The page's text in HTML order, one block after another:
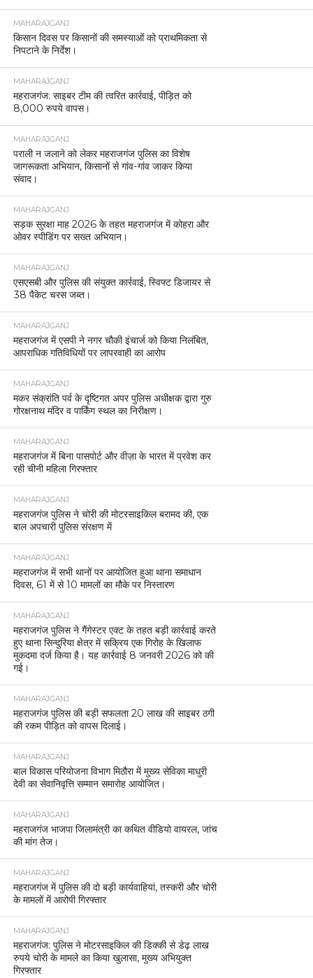
MAHARAJGANJ
किसान दिवस पर किसानों की समस्याओं को प्राथमिकता से
निपटाने के निर्देश।
MAHARAJGANJ
महराजगंज: साइबर टीम की त्वरित कार्रवाई, पीड़ित को
8,000 रुपये वापस।
MAHARAJGANJ
पराली न जलाने को लेकर महराजगंज पुलिस का विशेष
जागरूकता अभियान, किसानों से गांव-गांव जाकर किया
संवाद।
MAHARAJGANJ
सड़क सुरक्षा माह 2026 के तहत महराजगंज में कोहरा और
ओवर स्पीडिंग पर सख्त अभियान।
MAHARAJGANJ
एसएसबी और पुलिस की संयुक्त कार्रवाई, स्विफ्ट डिजायर से
38 पैकेट चरस जब्त।
MAHARAJGANJ
महराजगंज में एसपी ने नगर चौकी इंचार्ज को किया निलंबित,
आपराधिक गतिविधियों पर लापरवाही का आरोप
MAHARAJGANJ
मकर संक्रांति पर्व के दृष्टिगत अपर पुलिस अधीक्षक द्वारा गुरु
गोरक्षनाथ मंदिर व पार्किंग स्थल का निरीक्षण।
MAHARAJGANJ
महराजगंज में बिना पासपोर्ट और वीज़ा के भारत में प्रवेश कर
रही चीनी महिला गिरफ्तार
MAHARAJGANJ
महराजगंज पुलिस ने चोरी की मोटरसाइकिल बरामद की, एक
बाल अपचारी पुलिस संरक्षण में
MAHARAJGANJ
महराजगंज में सभी थानों पर आयोजित हुआ थाना समाधान
दिवस, 61 में से 10 मामलों का मौके पर निस्तारण
MAHARAJGANJ
महराजगंज पुलिस ने गैंगेस्टर एक्ट के तहत बड़ी कार्रवाई करते
हुए थाना सिन्दुरिया क्षेत्र में सक्रिय एक गिरोह के खिलाफ
मुकदमा दर्ज किया है। यह कार्रवाई 8 जनवरी 2026 को की
गई।
MAHARAJGANJ
महराजगंज पुलिस की बड़ी सफलता 20 लाख की साइबर ठगी
की रकम पीड़ित को वापस दिलाई।
MAHARAJGANJ
बाल विकास परियोजना विभाग मिठौरा में मुख्य सेविका माधुरी
देवी का सेवानिवृत्ति सम्मान समारोह आयोजित।
MAHARAJGANJ
महराजगंज भाजपा जिलामंत्री का कथित वीडियो वायरल, जांच
की मांग तेज।
MAHARAJGANJ
महराजगंज में पुलिस की दो बड़ी कार्यवाहियां, तस्करी और चोरी
के मामलों में आरोपी गिरफ्तार
MAHARAJGANJ
महराजगंज: पुलिस ने मोटरसाइकिल की डिक्की से डेढ़ लाख
रुपये चोरी के मामले का किया खुलासा, मुख्य अभियुक्त
गिरफ्तार